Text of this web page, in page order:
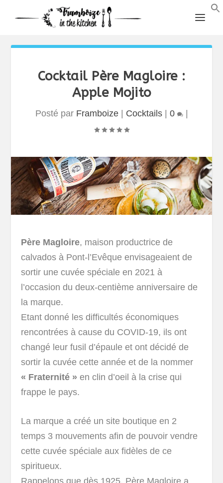
Cocktail Père Magloire :
Apple Mojito
Posté par Framboize| Cocktails| 0 |
Père Magloire, maison productrice de
calvados à Pont-l’Evêque envisageaient de
sortir une cuvée spéciale en 2021 à
l’occasion du deux-centième anniversaire de
la marque.
Etant donné les difficultés économiques
rencontrées à cause du COVID-19, ils ont
changé leur fusil d’épaule et ont décidé de
sortir la cuvée cette année et de la nommer
« Fraternité »en clin d’oeil à la crise qui
frappe le pays.
La marque a créé un site boutique en 2
temps 3 mouvements afin de pouvoir vendre
cette cuvée spéciale aux fidèles de ce
spiritueux.